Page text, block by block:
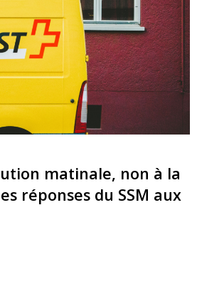
matinale, non à la
réponses du SSM aux